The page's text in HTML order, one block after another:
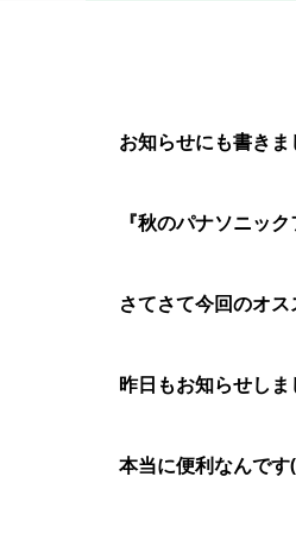
お知らせにも書き
『秋のパナソニッ
さてさて今回のオ
昨日もお知らせしま
本当に便利なんで